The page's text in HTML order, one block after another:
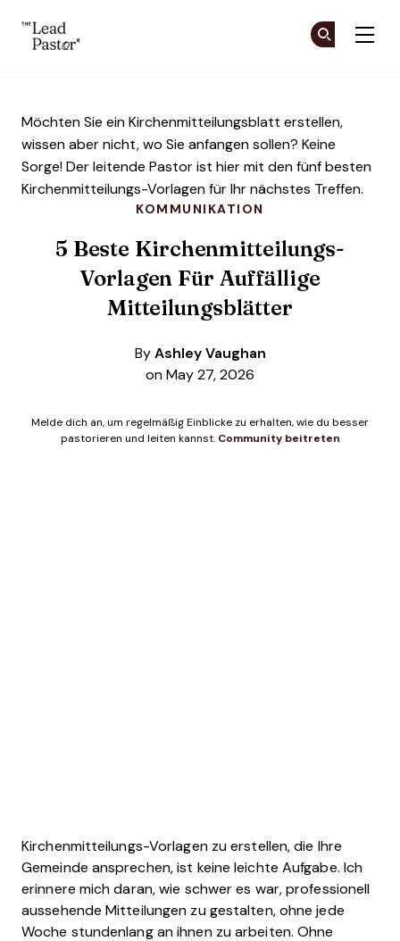
KOMMUNIKATION
5 Beste Kirchenmitteilungs-
Vorlagen Für Auffällige
Mitteilungsblätter
By Ashley Vaughan
on May 27, 2026
Melde dich an, um regelmäßig Einblicke zu erhalten, wie du besser
pastorieren und leiten kannst.Community beitreten
Möchten Sie ein Kirchenmitteilungsblatt erstellen,
wissen aber nicht, wo Sie anfangen sollen? Keine
Sorge! Der leitende Pastor ist hier mit den fünf besten
Kirchenmitteilungs-Vorlagen für Ihr nächstes Treffen.
Kirchenmitteilungs-Vorlagen zu erstellen, die Ihre
Gemeinde ansprechen, ist keine leichte Aufgabe. Ich
erinnere mich daran, wie schwer es war, professionell
aussehende Mitteilungen zu gestalten, ohne jede
Woche stundenlang an ihnen zu arbeiten. Ohne